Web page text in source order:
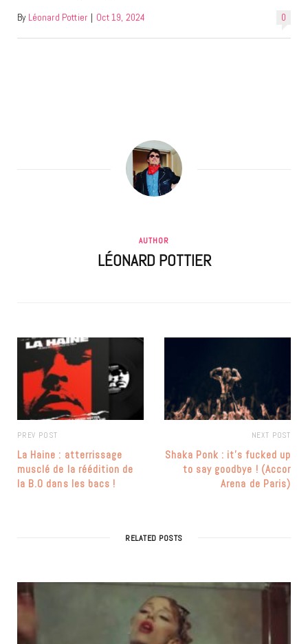
0
By Léonard Pottier | Oct 19, 2024
AUTHOR
LÉONARD POTTIER
PREV POST
La Haine : atterrissage
musclé de la réédition de
la B.O dans les bacs !
NEXT POST
Shaka Ponk : it’s fucked up
to say goodbye ! (Accor
Arena de Paris)
RELATED POSTS